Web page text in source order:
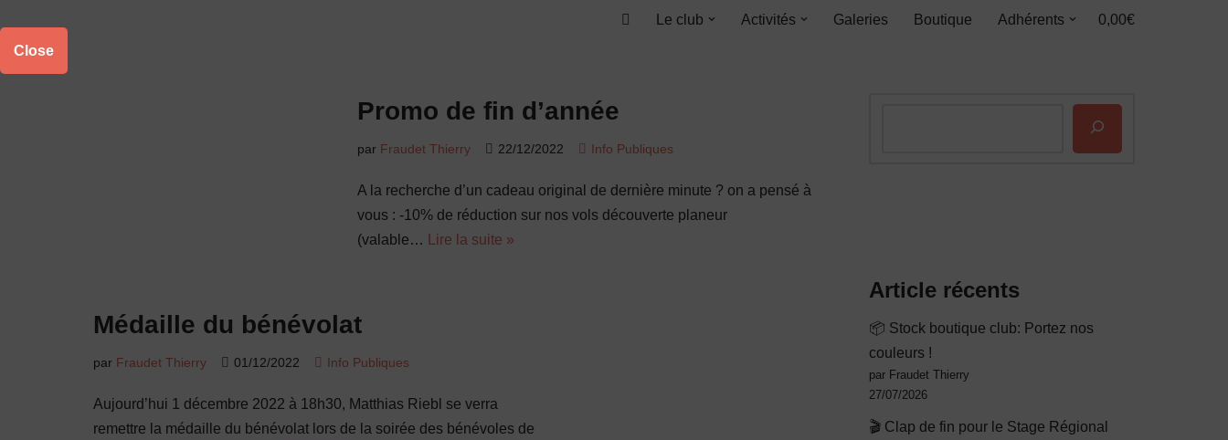
Aller
au
Accueil
Le club Activités Galeries Boutique Adhérents 0,00€
Promo de fin d’année
par Fraudet Thierry 22/12/2022 Info Publiques
A la recherche d’un cadeau original de dernière minute ? on a pensé à
vous : -10% de réduction sur nos vols découverte planeur
(valable…
Lire la suite »
Médaille du bénévolat
par Fraudet Thierry 01/12/2022 Info Publiques
Aujourd’hui 1 décembre 2022 à 18h30, Matthias Riebl se verra
remettre la médaille du bénévolat lors de la soirée des bénévoles de
Article récents
📦 Stock boutique club: Portez nos
couleurs !
par Fraudet Thierry
27/07/2026
🎬 Clap de fin pour le Stage Régional
Close